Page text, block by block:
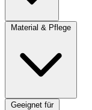
Material & Pflege
Geeignet für